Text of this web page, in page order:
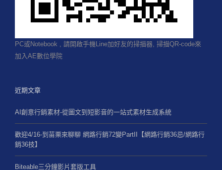
PC或Notebook , 請開啟手機Line加好友的掃描器, 掃描QR-code來
加入AE數位學院
近期文章
AI創意行銷素材-從圖文到短影音的一站式素材生成系統
歡迎4/16-到苗栗來聊聊 網路行銷72變PartII【網路行銷36忌/網路行
銷36技】
Biteable三分鐘影片套版工具